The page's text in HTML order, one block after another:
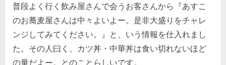
井
大
西。
吉
普段よく行く飲み屋さんで会うお客さんから『あすこ
のお蕎麦屋さんは中々よいよー。是非大盛りをチャレ
ンジしてみてください。』と、いう情報を仕入れまし
た。その人曰く、カツ丼・中華丼は食い切れないほど
の量だよー。とのことらしいです。